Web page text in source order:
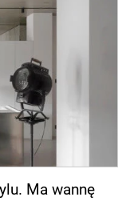
Ma wannę